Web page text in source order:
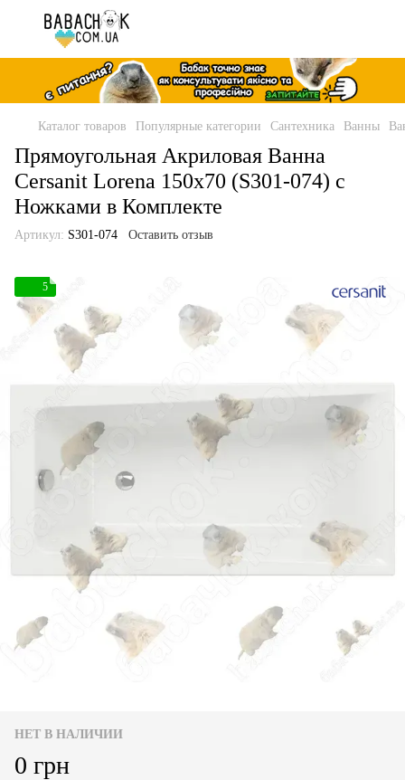
Каталог товаров Популярные категории Сантехника Ванны
Прямоугольная Акриловая Ванна
Cersanit Lorena 150x70 (S301-074) с
Ножками в Комплекте
Артикул: S301-074 Оставить отзыв
5
НЕТ В НАЛИЧИИ
0 грн